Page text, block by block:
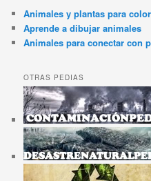
Animales y plantas para
Aprende a dibujar animales
Animales para conectar con
OTRAS PEDIAS